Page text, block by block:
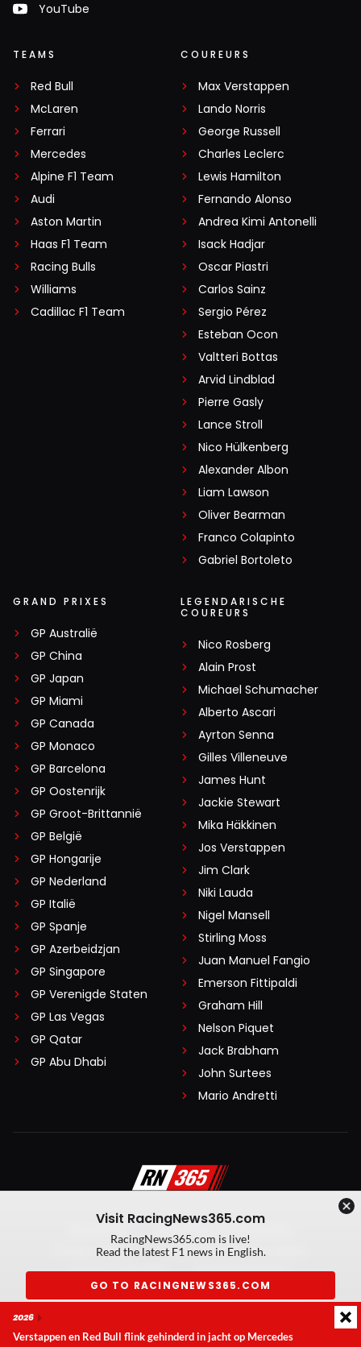
YouTube
TEAMS
Red Bull
McLaren
Ferrari
Mercedes
Alpine F1 Team
Audi
Aston Martin
Haas F1 Team
Racing Bulls
Williams
Cadillac F1 Team
COUREURS
Max Verstappen
Lando Norris
George Russell
Charles Leclerc
Lewis Hamilton
Fernando Alonso
Andrea Kimi Antonelli
Isack Hadjar
Oscar Piastri
Carlos Sainz
Sergio Pérez
Esteban Ocon
Valtteri Bottas
Arvid Lindblad
Pierre Gasly
Lance Stroll
Nico Hülkenberg
Alexander Albon
Liam Lawson
Oliver Bearman
Franco Colapinto
Gabriel Bortoleto
GRAND PRIXES
GP Australië
GP China
GP Japan
GP Miami
GP Canada
GP Monaco
GP Barcelona
GP Oostenrijk
GP Groot-Brittannië
GP België
GP Hongarije
GP Nederland
GP Italië
GP Spanje
GP Azerbeidzjan
GP Singapore
GP Verenigde Staten
GP Las Vegas
GP Qatar
GP Abu Dhabi
LEGENDARISCHE
COUREURS
Nico Rosberg
Alain Prost
Michael Schumacher
Alberto Ascari
Ayrton Senna
Gilles Villeneuve
James Hunt
Jackie Stewart
Mika Häkkinen
Jos Verstappen
Jim Clark
Niki Lauda
Nigel Mansell
Stirling Moss
Juan Manuel Fangio
Emerson Fittipaldi
Graham Hill
Nelson Piquet
Jack Brabham
John Surtees
Mario Andretti
Algemene voorwaarden
Privacy Policy
Created by On Your Marks
Privacy manager
Kansspeluitingen
Visit RacingNews365.com
RacingNews365.com is live!
Read the latest F1 news in English.
GO TO RACINGNEWS365.COM
2026
Verstappen en Red Bull flink gehinderd in jacht op Mercedes